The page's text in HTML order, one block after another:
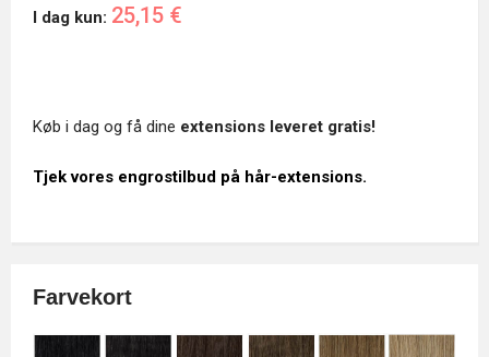
I dag kun: 25,15 €
Køb i dag og få dine extensions leveret gratis!
Tjek vores engrostilbud på hår-extensions.
Farvekort